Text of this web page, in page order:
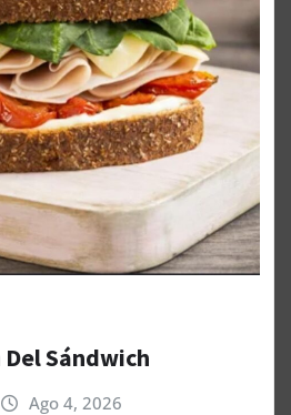
Sándwich
Ago 4, 2026